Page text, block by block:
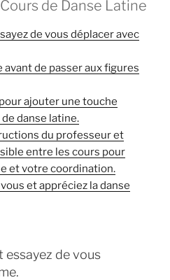
de Danse Latine
de vous déplacer avec
avant de passer aux figures
ajouter une touche
danse latine.
du professeur et
entre les cours pour
et votre coordination.
et appréciez la danse
essayez de vous